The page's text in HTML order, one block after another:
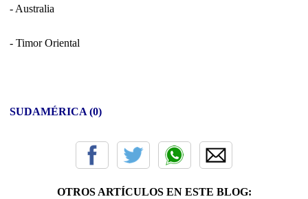
- Australia
- Timor Oriental
SUDAMÉRICA (0)
OTROS ARTÍCULOS EN ESTE BLOG: